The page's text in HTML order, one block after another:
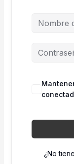
¿No